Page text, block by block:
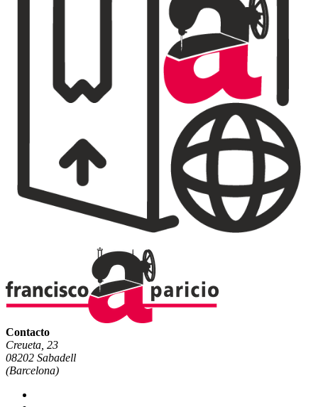
Contacto
Creueta, 23
08202 Sabadell
(Barcelona)